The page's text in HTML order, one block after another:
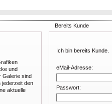
Bereits Kunde
und
Galerie sind
jederzeit den
aktuelle
Ich bin bereits Kunde.
eMail-Adresse:
Passwort: